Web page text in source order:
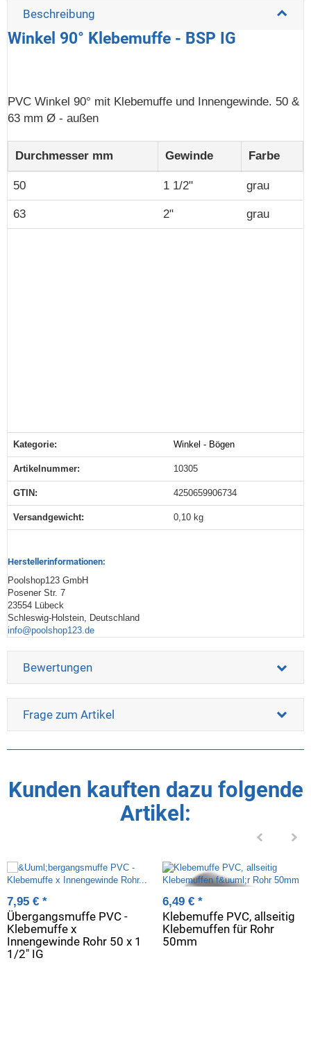
Beschreibung
Winkel 90° Klebemuffe - BSP IG
PVC Winkel 90° mit Klebemuffe und Innengewinde. 50 &
63 mm Ø - außen
Durchmesser mm Gewinde Farbe
50 1 1/2" grau
63 2" grau
Produkteigenschaft
Wert
Kategorie: Winkel - Bögen
Artikelnummer: 10305
GTIN: 4250659906734
Versandgewicht‍: 0,10 kg
Herstellerinformationen:
Poolshop123 GmbH
Posener Str. 7
23554 Lübeck
Schleswig-Holstein, Deutschland
info@poolshop123.de
Bewertungen
Frage zum Artikel
Kunden kauften dazu folgende
Artikel:
Übergangsmuffe PVC -
Klebemuffe x
Innengewinde Rohr 50 x 1
1/2" IG
7,95 € *
Klebemuffe PVC, allseitig
Klebemuffen für Rohr
50mm
6,49 € *